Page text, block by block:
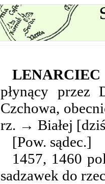
LENARCIEC
płynący
Czchowa,
rz. → Białej
[Pow. sądec.]
1457, 1460
sadzawek do